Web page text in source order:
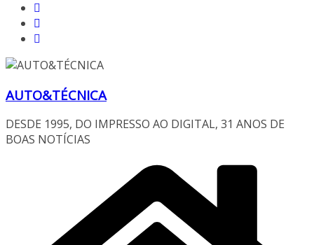
AUTO&TÉCNICA
DESDE 1995, DO IMPRESSO AO DIGITAL, 31 ANOS DE
BOAS NOTÍCIAS